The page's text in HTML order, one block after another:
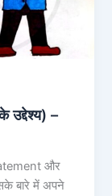
–
और
बारे में अपने